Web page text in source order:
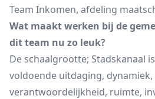
Team Inkomen, afdeling
Wat maakt werken bij de
dit team nu zo leuk?
De schaalgrootte; Stadskanaal
voldoende uitdaging, dynamiek,
verantwoordelijkheid, ruimte,